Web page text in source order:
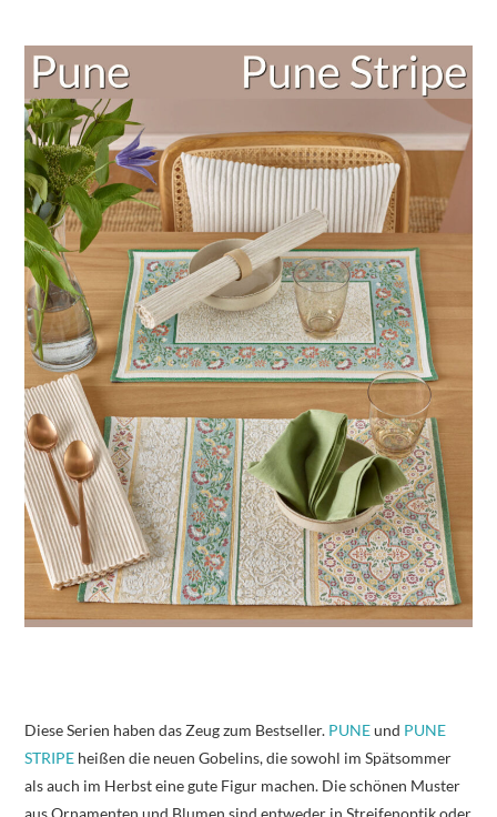
Diese Serien haben das Zeug zum Bestseller. PUNEund PUNE
STRIPE heißen die neuen Gobelins, die sowohl im Spätsommer
als auch im Herbst eine gute Figur machen. Die schönen Muster
aus Ornamenten und Blumen sind entweder in Streifenoptik oder